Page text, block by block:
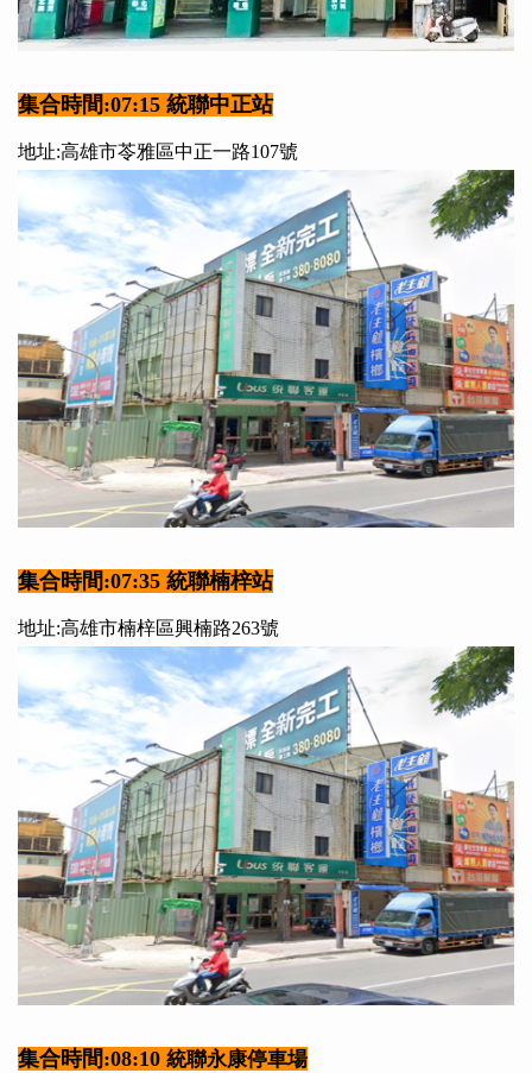
集合時間:07:15 統聯中正站
地址:高雄市苓雅區中正一路107號
集合時間:07:35 統聯楠梓站
地址:高雄市楠梓區興楠路263號
集合時間:08:10 統聯永康停車場